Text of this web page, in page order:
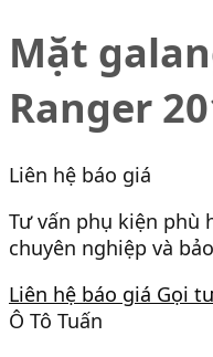
Mặt
Ranger
Liên hệ báo giá
Tư vấn phụ kiện phù
chuyên nghiệp và
Liên hệ báo giá Gọi
Ô Tô Tuấn